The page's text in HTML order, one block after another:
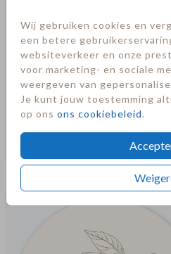
Wij gebruiken cookies en
een betere
websiteverkeer en onze
voor marketing- en sociale
weergeven van
Je kunt jouw toestemming
op ons ons cookiebeleid.